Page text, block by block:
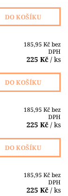
185,95 Kč bez
DPH
225 Kč / ks
185,95 Kč bez
DPH
225 Kč / ks
185,95 Kč bez
DPH
225 Kč / ks